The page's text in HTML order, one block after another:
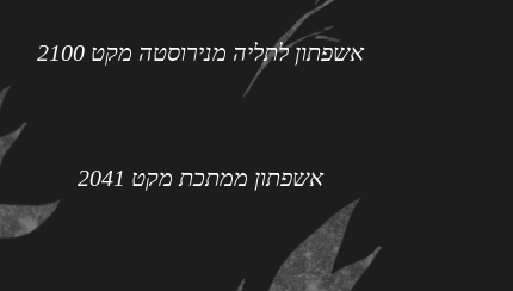
אשפתון לתליה מנירוסטה מקט 2100
אשפתון ממתכת מקט 2041